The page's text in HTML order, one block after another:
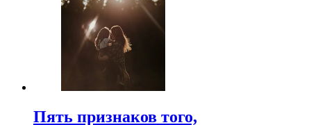
Пять признаков того,